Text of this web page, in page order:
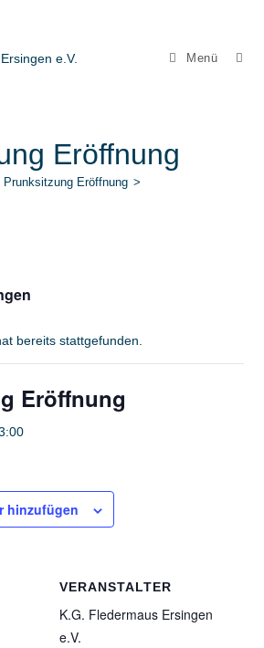
Menü
Eröffnung
Prunksitzung Eröffnung >
bereits stattgefunden.
Eröffnung
hinzufügen
VERANSTALTER
K.G. Fledermaus Ersingen
e.V.